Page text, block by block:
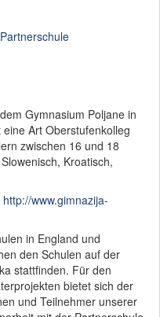
Gymnasium Poljane in
Art Oberstufenkolleg
zwischen 16 und 18
Kroatisch,
http://www.gimnazija-
in England und
den Schulen auf der
stattfinden. Für den
bietet sich der
und Teilnehmer unserer